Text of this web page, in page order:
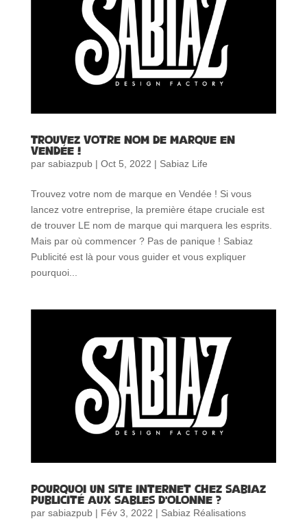
Trouvez votre nom de marque en
Vendée !
par sabiazpub| Oct 5, 2022 | Sabiaz Life
Trouvez votre nom de marque en Vendée ! Si vous
lancez votre entreprise, la première étape cruciale est
de trouver LE nom de marque qui marquera les esprits.
Mais par où commencer ? Pas de panique ! Sabiaz
Publicité est là pour vous guider et vous expliquer
pourquoi...
Pourquoi un site internet chez Sabiaz
Publicité aux Sables d’Olonne ?
par sabiazpub| Fév 3, 2022 | Sabiaz Réalisations